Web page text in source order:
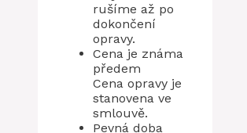
rušíme až po
dokončení
opravy.
Cena je známa
předem
Cena opravy je
stanovena ve
smlouvě.
Pevná doba